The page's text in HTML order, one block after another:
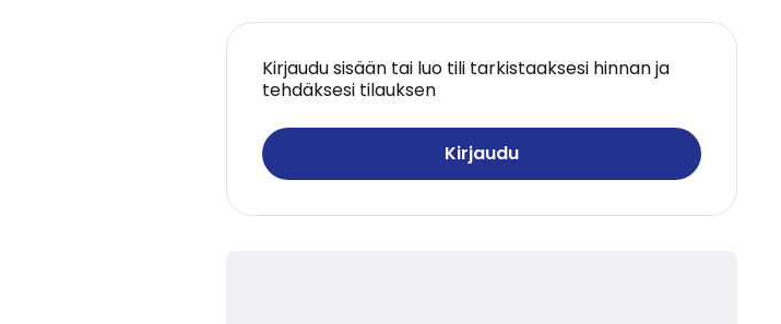
Kirjaudu sisään tai luo tili tarkistaaksesi hinnan ja
tehdäksesi tilauksen
Kirjaudu